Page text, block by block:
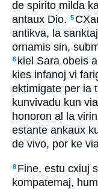
de spirito milda
antaux Dio. 5
antikva, la
ornamis sin,
6 kiel Sara obeis
kies infanoj vi
ektimigate per ia
kunvivadu kun
honoron al la
estante ankaux
de vivo, por ke
8 Fine, estu cxiuj
kompatemaj,